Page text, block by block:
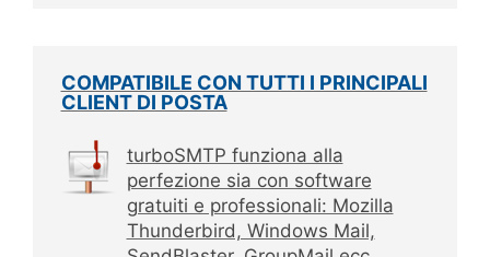
COMPATIBILE CON TUTTI I PRINCIPALI
CLIENT DI POSTA
turboSMTP funziona alla
perfezione sia con software
gratuiti e professionali: Mozilla
Thunderbird, Windows Mail,